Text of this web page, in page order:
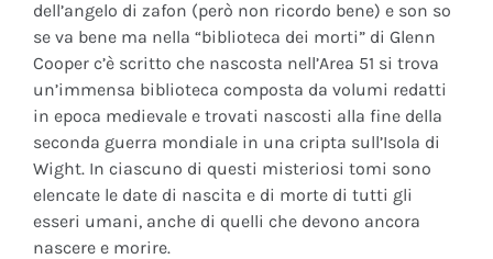
dell’angelo di zafon (però non ricordo bene) e son so
se va bene ma nella “biblioteca dei morti” di Glenn
Cooper c’è scritto che nascosta nell’Area 51 si trova
un’immensa biblioteca composta da volumi redatti
in epoca medievale e trovati nascosti alla fine della
seconda guerra mondiale in una cripta sull’Isola di
Wight. In ciascuno di questi misteriosi tomi sono
elencate le date di nascita e di morte di tutti gli
esseri umani, anche di quelli che devono ancora
nascere e morire.